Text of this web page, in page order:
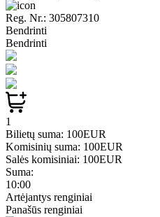
Reg. Nr.: 305807310
Bendrinti
Bendrinti
1
Bilietų suma: 100EUR
Komisinių suma: 100EUR
Salės komisiniai: 100EUR
Suma:
10:00
Artėjantys renginiai
Panašūs renginiai